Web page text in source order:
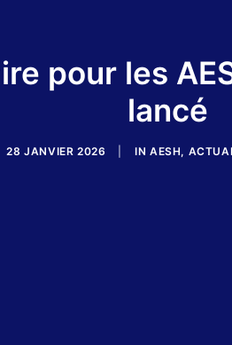
pour les
lancé
28 JANVIER 2026 IN AESH,